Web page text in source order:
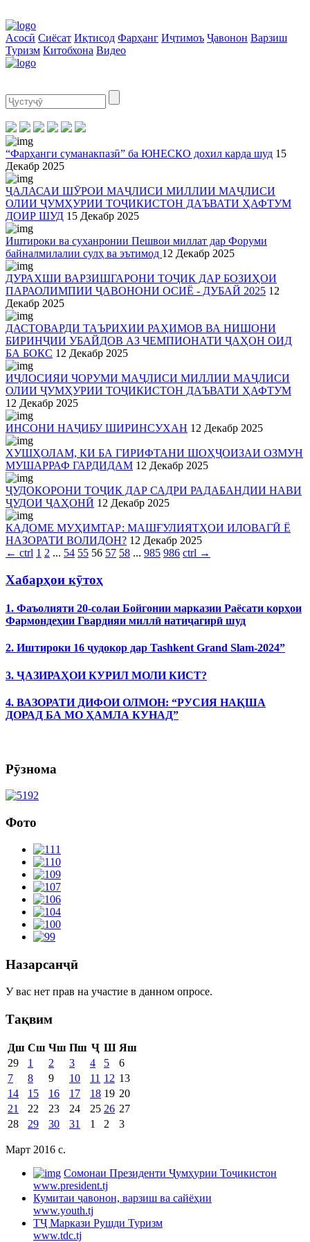
Асосӣ Сиёсат Иқтисод Фарҳанг Иҷтимоъ Ҷавонон Варзиш
Туризм Китобхона Видео
“Фарҳанги суманакпазӣ” ба ЮНЕСКО дохил карда шуд 15
Декабр 2025
ҶАЛАСАИ ШӮРОИ МАҶЛИСИ МИЛЛИИ МАҶЛИСИ
ОЛИИ ҶУМҲУРИИ ТОҶИКИСТОН ДАЪВАТИ ҲАФТУМ
ДОИР ШУД 15 Декабр 2025
Иштироки ва суханронии Пешвои миллат дар Форуми
байналмилалии сулҳ ва эътимод 12 Декабр 2025
ДУРАХШИ ВАРЗИШГАРОНИ ТОҶИК ДАР БОЗИҲОИ
ПАРАОЛИМПИИ ҶАВОНОНИ ОСИЁ - ДУБАЙ 2025 12
Декабр 2025
ДАСТОВАРДИ ТАЪРИХИИ РАҲИМОВ ВА НИШОНИ
БИРИНҶИИ УБАЙДОВ АЗ ЧЕМПИОНАТИ ҶАҲОН ОИД
БА БОКС 12 Декабр 2025
ИҶЛОСИЯИ ЧОРУМИ МАҶЛИСИ МИЛЛИИ МАҶЛИСИ
ОЛИИ ҶУМҲУРИИ ТОҶИКИСТОН ДАЪВАТИ ҲАФТУМ
12 Декабр 2025
ИНСОНИ НАҶИБУ ШИРИНСУХАН 12 Декабр 2025
ХУШҲОЛАМ, КИ БА ГИРИФТАНИ ШОҲҶОИЗАИ ОЗМУН
МУШАРРАФ ГАРДИДАМ 12 Декабр 2025
ҶУДОКОРОНИ ТОҶИК ДАР САДРИ РАДАБАНДИИ НАВИ
ҶУДОИ ҶАҲОНӢ 12 Декабр 2025
КАДОМЕ МУҲИМТАР: МАШҒУЛИЯТҲОИ ИЛОВАГӢ Ё
НАЗОРАТИ ВОЛИДОН? 12 Декабр 2025
← ctrl 1 2 ... 54 55 56 57 58 ... 985 986 ctrl →
Хабарҳои кӯтоҳ
1. Фаъолияти 20-солаи Бойгонии марказии Раёсати корҳои
Фармондеҳии Гвардияи миллӣ натиҷагирӣ шуд
2. Иштироки 16 ҷудокор дар Tashkent Grand Slam-2024”
3. ҶАЗИРАҲОИ КУРИЛ МОЛИ КИСТ?
4. ВАЗОРАТИ ДИФОИ ОЛМОН: “РУСИЯ НАҚША
ДОРАД БА МО ҲАМЛА КУНАД”
Рӯзнома
Фото
Назарсанҷӣ
У вас нет прав на участие в данном опросе.
Тақвим
Дш Сш Чш Пш Ҷ Ш Яш
29
1 2 3 4 5
6
7
8 9 10 11 12 13
14
15 16 17 18 19 20
21
22 23 24 25 26 27
28
29 30 31 1 2 3
Март 2016 c.
Cомонаи Президенти Ҷумҳурии Тоҷикистон
www.president.tj
Кумитаи ҷавонон, варзиш ва сайёҳии
www.youth.tj
ТҶ Маркази Рушди Туризм
www.tdc.tj